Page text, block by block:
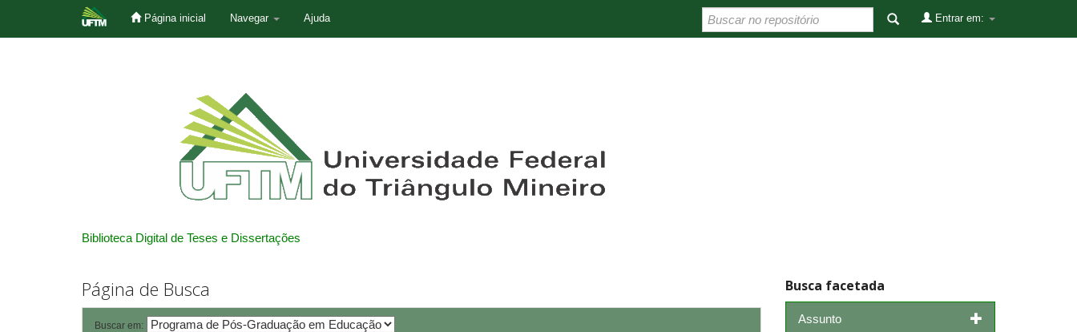
Página inicial Navegar Ajuda Entrar em:
Biblioteca Digital de Teses e Dissertações
Página de Busca
Buscar em:
Busca facetada
Assunto